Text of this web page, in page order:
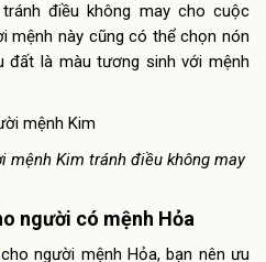
điều không may cho cuộc
mệnh này cũng có thể chọn nón
đất là màu tương sinh với mệnh
mệnh Kim tránh điều không may
người có mệnh Hỏa
cho người mệnh Hỏa, bạn nên ưu